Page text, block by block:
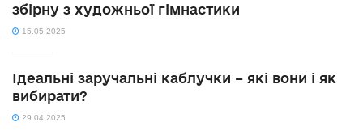
збірну з художньої гімнастики
15.05.2025
Ідеальні заручальні каблучки – які вони і як
вибирати?
29.04.2025